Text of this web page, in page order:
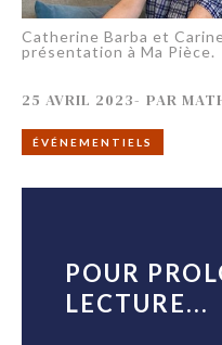
Catherine Barba et
présentation à Ma Pièce.
25 AVRIL 2023- PAR
ÉVÉNEMENTIELS
POUR
LECTURE...